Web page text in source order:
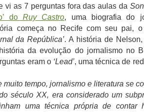
vi as 7 perguntas fora das aulas da
do Ruy Castro, uma biografia do
começa no Recife com seu pai,
da República’. A história de
da evolução do jornalismo no
eram o ‘Lead’, uma técnica de
muito tempo, jornalismo e literatura se
século XX, era considerado um
uma técnica própria de contar